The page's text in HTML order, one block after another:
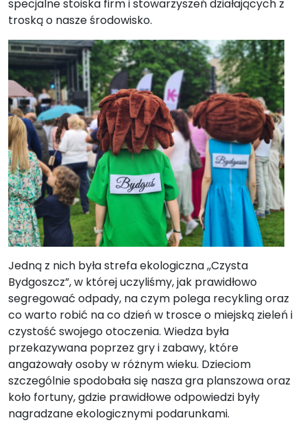
specjalne stoiska firm i stowarzyszeń działających z
troską o nasze środowisko.
Jedną z nich była strefa ekologiczna ,,Czysta
Bydgoszcz”, w której uczyliśmy, jak prawidłowo
segregować odpady, na czym polega recykling oraz
co warto robić na co dzień w trosce o miejską zieleń i
czystość swojego otoczenia. Wiedza była
przekazywana poprzez gry i zabawy, które
angażowały osoby w różnym wieku. Dzieciom
szczególnie spodobała się nasza gra planszowa oraz
koło fortuny, gdzie prawidłowe odpowiedzi były
nagradzane ekologicznymi podarunkami.